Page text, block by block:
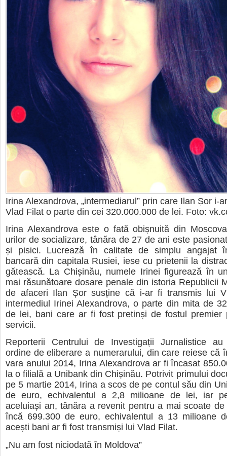
Irina Alexandrova, „intermediarul” prin care Ilan Șor i-
Vlad Filat o parte din cei 320.000.000 de lei. Foto:
Irina Alexandrova este o fată obișnuită din
urilor de socializare, tânăra de 27 de ani este
și pisici. Lucrează în calitate de simplu angajat
bancară din capitala Rusiei, iese cu prietenii la
gătească. La Chișinău, numele Irinei figurează în
mai răsunătoare dosare penale din istoria Republicii
de afaceri Ilan Șor susține că i-ar fi transmis lui
intermediul Irinei Alexandrova, o parte din mita de
de lei, bani care ar fi fost pretinși de fostul premier
servicii.
Reporterii Centrului de Investigații Jurnalistice
ordine de eliberare a numerarului, din care reiese că
vara anului 2014, Irina Alexandrova ar fi încasat
la o filială a Unibank din Chișinău. Potrivit primului
pe 5 martie 2014, Irina a scos de pe contul său din
de euro, echivalentul a 2,8 milioane de lei, iar
aceluiași an, tânăra a revenit pentru a mai scoate
încă 699.300 de euro, echivalentul a 13 milioane
acești bani ar fi fost transmiși lui Vlad Filat.
„Nu am fost niciodată în Moldova”